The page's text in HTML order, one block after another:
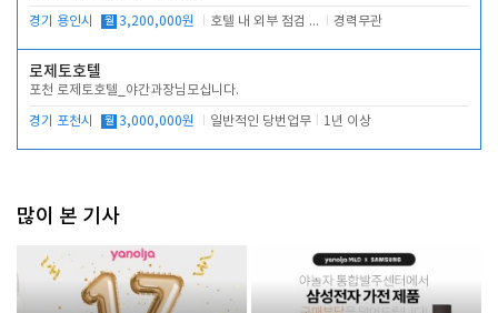
경기 용인시 월 3,200,000원 호텔 내 외부 점검 및 프런트 운영 경력무관
로제토호텔
포천 로제토호텔_야간과장님모십니다.
경기 포천시 월 3,000,000원 일반적인 당번업무 1년 이상
많이 본 기사